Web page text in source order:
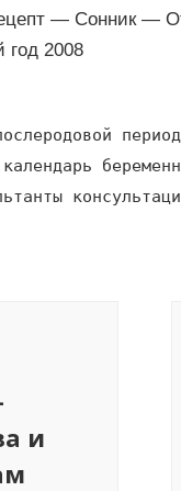
— Сонник —
2008
и